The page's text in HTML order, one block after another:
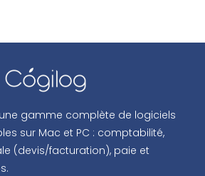
gamme complète de logiciels
sur Mac et PC : comptabilité,
(devis/facturation), paie et